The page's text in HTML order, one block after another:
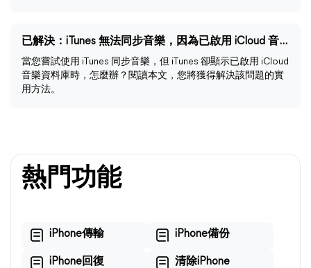
已解決：iTunes 無法同步音樂，因為已啟用 iCloud 音樂資料庫
當您嘗試使用 iTunes 同步音樂，但 iTunes 卻顯示已啟用 iCloud
音樂資料庫時，怎麼辦？閱讀本文，您將獲得解決該問題的實
用方法。
熱門功能
iPhone傳輸 iPhone備份
iPhone回復 清除iPhone